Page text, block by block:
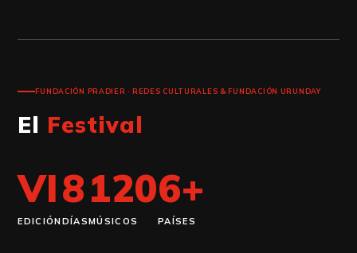
FUNDACIÓN PRADIER · REDES CULTURALES & FUNDACIÓN URUNDAY
El Festival
VI
EDICIÓN
8
DÍAS
120
MÚSICOS
6+
PAÍSES